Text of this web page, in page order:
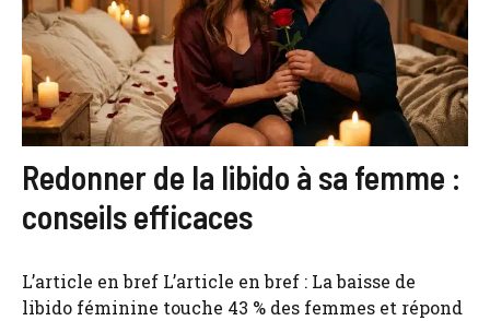
Redonner de la libido à sa femme :
conseils efficaces
L’article en bref L’article en bref : La baisse de
libido féminine touche 43 % des femmes et répond